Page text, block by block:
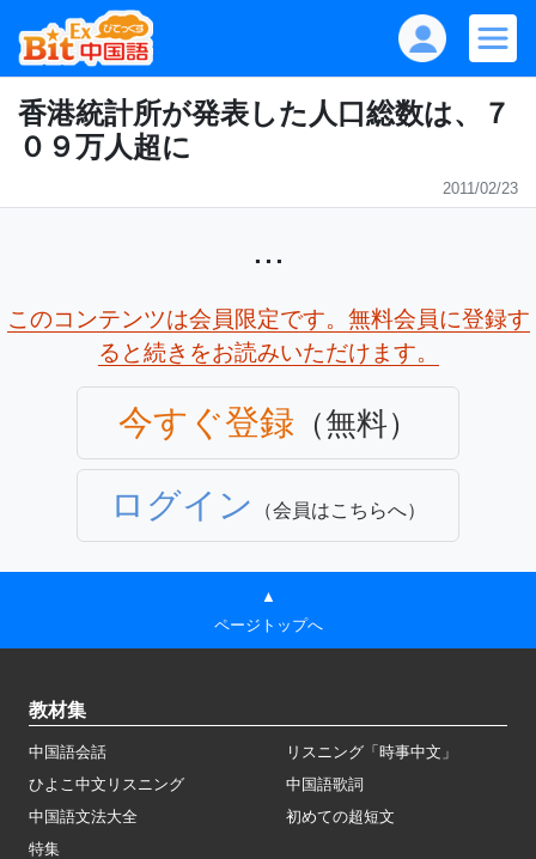
香港統計所が発表した人口総数は、７
０９万人超に
2011/02/23
...
このコンテンツは会員限定です。無料会員に登録す
ると続きをお読みいただけます。
今すぐ登録 （無料）
ログイン （会員はこちらへ）
▲
ページトップへ
教材集
中国語会話
リスニング「時事中文」
ひよこ中文リスニング
中国語歌詞
中国語文法大全
初めての超短文
特集